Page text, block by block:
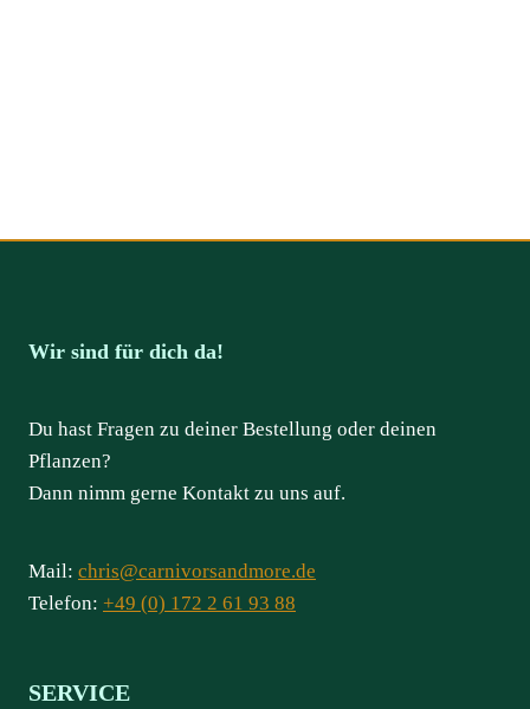
Wir sind für dich da!
Du hast Fragen zu deiner Bestellung oder deinen
Pflanzen?
Dann nimm gerne Kontakt zu uns auf.
Mail: chris@carnivorsandmore.de
Telefon: +49 (0) 172 2 61 93 88
SERVICE